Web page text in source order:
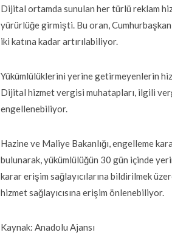
Dijital ortamda sunulan her türlü reklam
yürürlüğe girmişti. Bu oran,
iki katına kadar artırılabiliyor.
Yükümlülüklerini yerine getirmeyenlerin
Dijital hizmet vergisi muhatapları, ilgili
engellenebiliyor.
Hazine ve Maliye Bakanlığı, engelleme
bulunarak, yükümlülüğün 30 gün içinde
karar erişim sağlayıcılarına bildirilmek
hizmet sağlayıcısına erişim önlenebiliyor.
Kaynak: Anadolu Ajansı